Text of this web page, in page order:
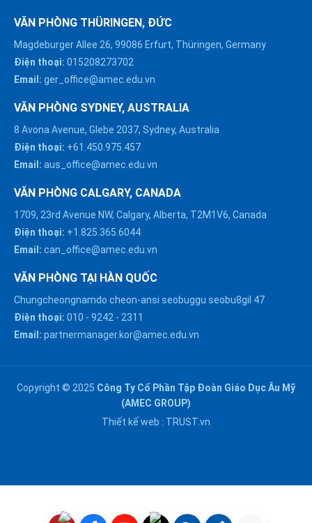
VĂN PHÒNG THÜRINGEN, ĐỨC
Magdeburger Allee 26, 99086 Erfurt, Thüringen, Germany
Điện thoại: 015208273702
Email: ger_office@amec.edu.vn
VĂN PHÒNG SYDNEY, AUSTRALIA
8 Avona Avenue, Glebe 2037, Sydney, Australia
Điện thoại: +61.450.975.457
Email: aus_office@amec.edu.vn
VĂN PHÒNG CALGARY, CANADA
1709, 23rd Avenue NW, Calgary, Alberta, T2M1V6, Canada
Điện thoại: +1.825.365.6044
Email: can_office@amec.edu.vn
VĂN PHÒNG TẠI HÀN QUỐC
Chungcheongnamdo cheon-ansi seobuggu seobu8gil 47
Điện thoại: 010 - 9242 - 2311
Email: partnermanager.kor@amec.edu.vn
Copyright © 2025 Công Ty Cổ Phần Tập Đoàn Giáo Dục Âu Mỹ
(AMEC GROUP)
Thiết kế web : TRUST.vn
HÀ NỘI :
0914863466
ĐÀ NẴNG :
0916082128
HỒ CHÍ MINH :
0911002551
Chat với chúng tôi trên
Zalo